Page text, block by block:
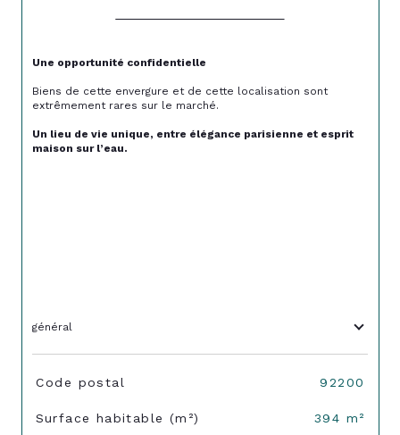
Une opportunité confidentielle
Biens de cette envergure et de cette localisation sont
extrêmement rares sur le marché.
Un lieu de vie unique, entre élégance parisienne et esprit
maison sur l’eau.
général
TRAD_SIROCCO_Caracteristique
Code postal 92200
Surface habitable (m²) 394 m²